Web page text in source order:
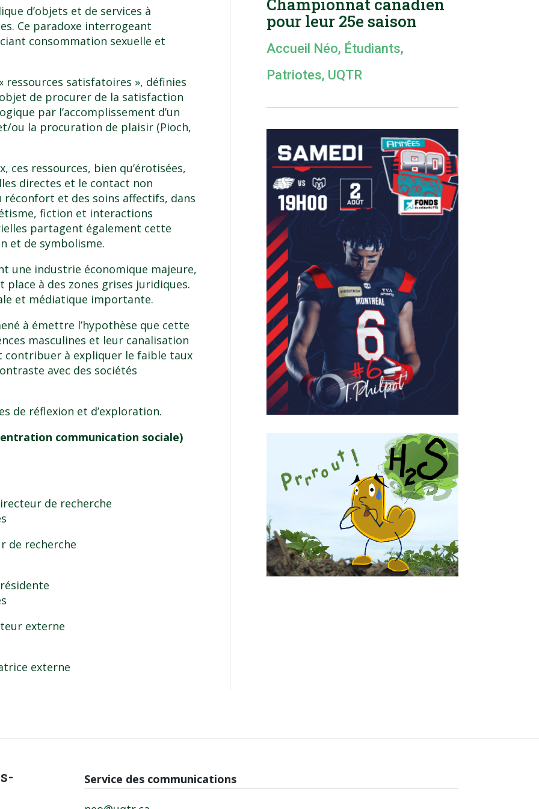
d’objets et de services à
Ce paradoxe interrogeant
consommation sexuelle et
ressources satisfatoires », définies
de procurer de la satisfaction
par l’accomplissement d’un
ou la procuration de plaisir (Pioch,
ces ressources, bien qu’érotisées,
directes et le contact non
et des soins affectifs, dans
fiction et interactions
partagent également cette
et de symbolisme.
une industrie économique majeure,
à des zones grises juridiques.
et médiatique importante.
à émettre l’hypothèse que cette
masculines et leur canalisation
à expliquer le faible taux
avec des sociétés
de réflexion et d’exploration.
communication sociale)
de recherche
de recherche
externe
externe
Championnat canadien
pour leur 25e saison
Accueil Néo, Étudiants,
Patriotes, UQTR
Service des communications